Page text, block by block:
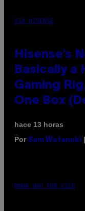
VIA HISENSE
Hisense’s
Basically a
Gaming
One Box
hace 13 horas
Por Sam Watanuki
MAHA HAQ FOR VICE